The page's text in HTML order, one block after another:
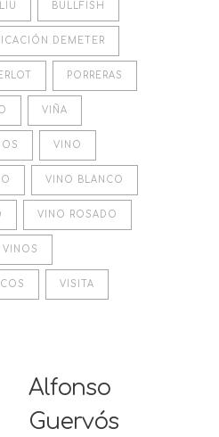
BULLFISH
DEMETER
PORRERAS
VIÑA
VINO
VINO BLANCO
VINO ROSADO
VINOS
VISITA
Alfonso
Guervós